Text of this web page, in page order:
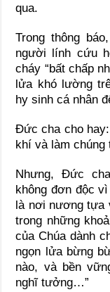
qua.
Trong thông
người lính cứu
cháy “bất chấp
lửa khó lường
hy sinh cá nhân
Đức cha cho hay:
khí và làm chúng
Nhưng, Đức
không đơn độc
là nơi nương tựa
trong những
của Chúa dành
ngọn lửa bừng
nào, và bền
nghĩ tưởng…”